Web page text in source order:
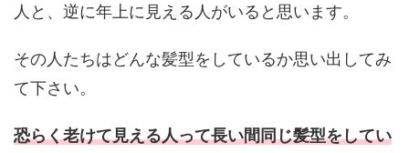
人と、逆に年上に見える人がいると思います。
その人たちはどんな髪型をしているか思い出してみ
て下さい。
恐らく老けて見える人って長い間同じ髪型をしてい